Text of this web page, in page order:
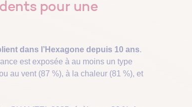
pour une
dans l’Hexagone depuis 10 ans.
est exposée à au moins un type
au vent (87 %), à la chaleur (81 %), et